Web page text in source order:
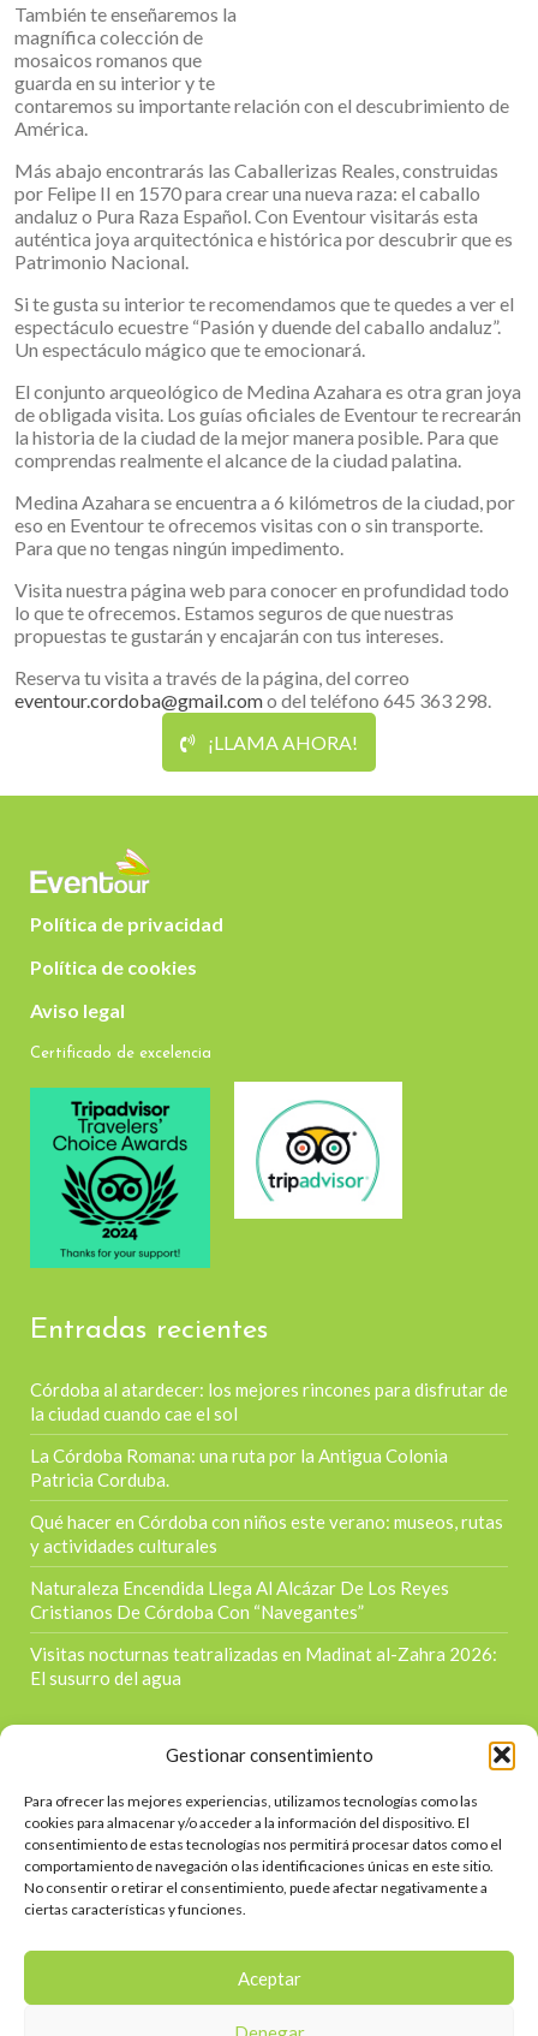
Gestionar consentimiento
Para ofrecer las mejores experiencias, utilizamos tecnologías como las
cookies para almacenar y/o acceder a la información del dispositivo. El
consentimiento de estas tecnologías nos permitirá procesar datos como el
comportamiento de navegación o las identificaciones únicas en este sitio.
No consentir o retirar el consentimiento, puede afectar negativamente a
ciertas características y funciones.
Aceptar
También te enseñaremos la
magnífica colección de
mosaicos romanos que
guarda en su interior y te
contaremos su importante relación con el descubrimiento de
América.
Más abajo encontrarás las Caballerizas Reales, construidas
por Felipe II en 1570 para crear una nueva raza: el caballo
andaluz o Pura Raza Español. Con Eventour visitarás esta
auténtica joya arquitectónica e histórica por descubrir que es
Patrimonio Nacional.
Si te gusta su interior te recomendamos que te quedes a ver el
espectáculo ecuestre “Pasión y duende del caballo andaluz”.
Un espectáculo mágico que te emocionará.
El conjunto arqueológico de Medina Azahara es otra gran joya
de obligada visita. Los guías oficiales de Eventour te recrearán
la historia de la ciudad de la mejor manera posible. Para que
comprendas realmente el alcance de la ciudad palatina.
Medina Azahara se encuentra a 6 kilómetros de la ciudad, por
eso en Eventour te ofrecemos visitas con o sin transporte.
Para que no tengas ningún impedimento.
Visita nuestra página web para conocer en profundidad todo
lo que te ofrecemos. Estamos seguros de que nuestras
propuestas te gustarán y encajarán con tus intereses.
Reserva tu visita a través de la página, del correo
eventour.cordoba@gmail.como del teléfono 645 363 298.
¡LLAMA AHORA!
Política de privacidad
Política de cookies
Aviso legal
Certificado de excelencia
Entradas recientes
Córdoba al atardecer: los mejores rincones para disfrutar de
la ciudad cuando cae el sol
La Córdoba Romana: una ruta por la Antigua Colonia
Patricia Corduba.
Qué hacer en Córdoba con niños este verano: museos, rutas
y actividades culturales
Naturaleza Encendida Llega Al Alcázar De Los Reyes
Cristianos De Córdoba Con “Navegantes”
Visitas nocturnas teatralizadas en Madinat al-Zahra 2026:
El susurro del agua
Contacta
Calle Doctor Jiménez Díaz s/n
957 39 1215
info@eventourcordoba.es